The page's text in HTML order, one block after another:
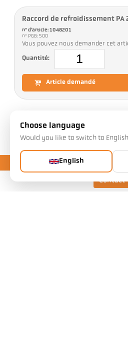
Contact
Raccord de refroidissement PA
n° d'article: 1048201
n° PGB: 500
Vous pouvez nous demander cet
Quantité:
Article demandé
Téléchargements
Choose language
Would you like to switch to
English